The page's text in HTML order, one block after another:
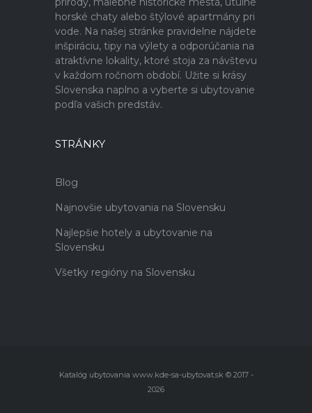
horské chaty alebo štýlové apartmány pri
vode. Na našej stránke pravidelne nájdete
inšpiráciu, tipy na výlety a odporúčania na
atraktívne lokality, ktoré stoja za návštevu
v každom ročnom období. Užite si krásy
Slovenska naplno a vyberte si ubytovanie
podľa vašich predstáv.
STRÁNKY
Blog
Najnovšie ubytovania na Slovensku
Najlepšie hotely a ubytovanie na
Slovensku
Všetky regióny na Slovensku
Katalóg ubytovania www.kde-sa-ubytovat.sk © 2017 -
2026